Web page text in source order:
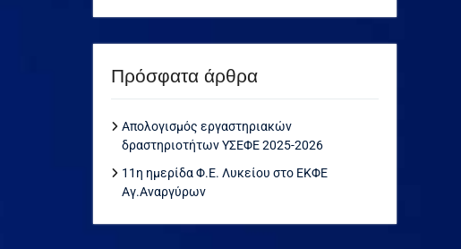
Πρόσφατα άρθρα
Απολογισμός εργαστηριακών
δραστηριοτήτων ΥΣΕΦΕ 2025-2026
11η ημερίδα Φ.Ε. Λυκείου στο ΕΚΦΕ
Αγ.Αναργύρων